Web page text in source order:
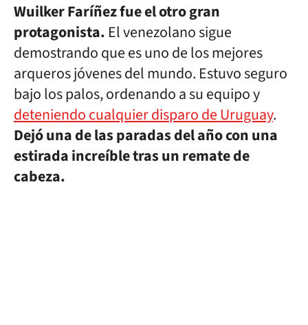
Wuilker Faríñez fue el otro gran
protagonista. El venezolano sigue
demostrando que es uno de los mejores
arqueros jóvenes del mundo. Estuvo seguro
bajo los palos, ordenando a su equipo y
deteniendo cualquier disparo de Uruguay.
Dejó una de las paradas del año con una
estirada increíble tras un remate de
cabeza.